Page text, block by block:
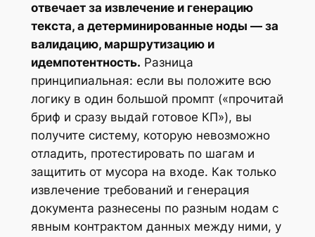
отвечает за извлечение и генерацию
текста, а детерминированные ноды — за
валидацию, маршрутизацию и
идемпотентность. Разница
принципиальная: если вы положите всю
логику в один большой промпт («прочитай
бриф и сразу выдай готовое КП»), вы
получите систему, которую невозможно
отладить, протестировать по шагам и
защитить от мусора на входе. Как только
извлечение требований и генерация
документа разнесены по разным нодам с
явным контрактом данных между ними, у